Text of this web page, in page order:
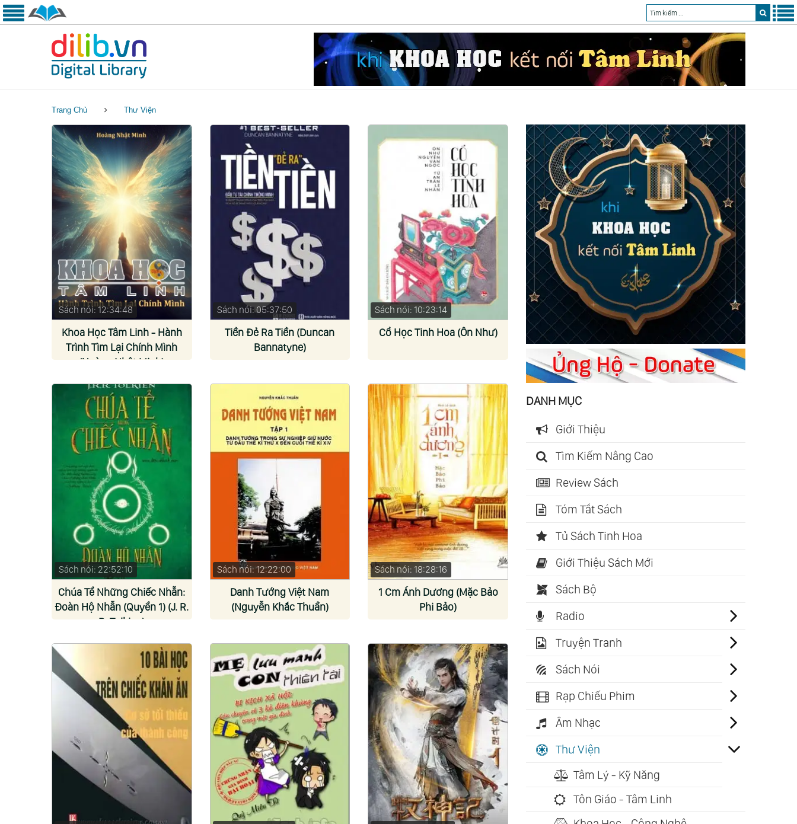
Trang Chủ Thư Viện
Sách nói: 12:34:48
Khoa Học Tâm Linh - Hành
Trình Tìm Lại Chính Mình
(Hoàng Nhật Minh)
Sách nói: 05:37:50
Tiền Đẻ Ra Tiền (Duncan
Bannatyne)
Sách nói: 10:23:14
Cổ Học Tinh Hoa (Ôn Như)
Sách nói: 22:52:10
Chúa Tể Những Chiếc Nhẫn:
Đoàn Hộ Nhẫn (Quyển 1) (J. R.
R. Tolkien)
Sách nói: 12:22:00
Danh Tướng Việt Nam
(Nguyễn Khắc Thuần)
Sách nói: 18:28:16
1 Cm Ánh Dương (Mặc Bảo
Phi Bảo)
DANH MỤC
Giới Thiệu
Tìm Kiếm Nâng Cao
Review Sách
Tóm Tắt Sách
Tủ Sách Tinh Hoa
Giới Thiệu Sách Mới
Sách Bộ
Radio
Truyện Tranh
Sách Nói
Rạp Chiếu Phim
Âm Nhạc
Thư Viện
Tâm Lý - Kỹ Năng
Tôn Giáo - Tâm Linh